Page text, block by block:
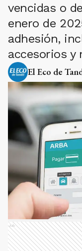
vencidas o
enero de
adhesión,
accesorios y
El Eco de
Ads